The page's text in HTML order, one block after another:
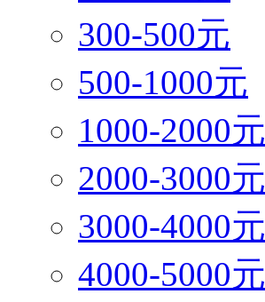
300-500元
500-1000元
1000-2000元
2000-3000元
3000-4000元
4000-5000元